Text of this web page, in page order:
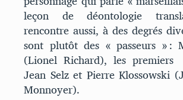
leçon de déontologie
rencontre aussi, à des degrés
sont plutôt des « passeurs » :
(Lionel Richard), les premiers
Jean Selz et Pierre Klossowski
Monnoyer).